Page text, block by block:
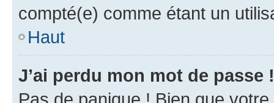
compté(e) comme étant un
Haut
J’ai perdu mon mot de passe !